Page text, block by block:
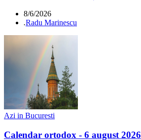
8/6/2026
.Radu Marinescu
Azi in Bucuresti
Calendar ortodox - 6 august 2026